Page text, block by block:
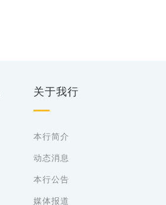
关于我行
本行简介
动态消息
本行公告
媒体报道